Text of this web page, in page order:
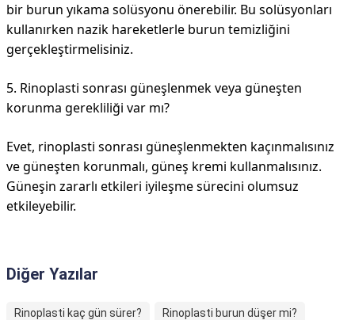
bir burun yıkama solüsyonu önerebilir. Bu solüsyonları
kullanırken nazik hareketlerle burun temizliğini
gerçekleştirmelisiniz.
5. Rinoplasti sonrası güneşlenmek veya güneşten
korunma gerekliliği var mı?
Evet, rinoplasti sonrası güneşlenmekten kaçınmalısınız
ve güneşten korunmalı, güneş kremi kullanmalısınız.
Güneşin zararlı etkileri iyileşme sürecini olumsuz
etkileyebilir.
Diğer Yazılar
Rinoplasti kaç gün sürer? Rinoplasti burun düşer mi?